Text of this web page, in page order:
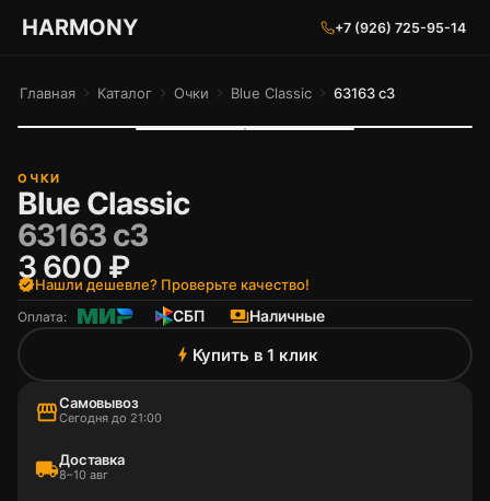
ГАРМОНИЯ ГЛАЗ
HARMONY +7 (926) 725-95-14
Главная chevron_right Каталог chevron_right Очки chevron_right Blue Classic chevron_right 63163 c3
ОЧКИ
Blue Classic
63163 c3
3 600 ₽
verifiedНашли дешевле? Проверьте качество!
Оплата: СБП paymentsНаличные
bolt Купить в 1 клик
storefrontСамовывоз
Сегодня до 21:00
local_shippingДоставка
8–10 авг